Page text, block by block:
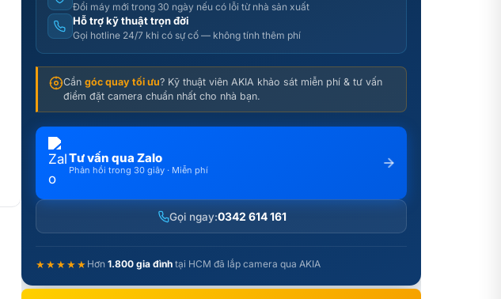
Đổi máy mới trong 30 ngày nếu có lỗi từ nhà sản xuất
Hỗ trợ kỹ thuật trọn đời
Gọi hotline 24/7 khi có sự cố — không tính thêm phí
Cần góc quay tối ưu? Kỹ thuật viên AKIA khảo sát miễn phí & tư vấn
điểm đặt camera chuẩn nhất cho nhà bạn.
Tư vấn qua Zalo
Phản hồi trong 30 giây · Miễn phí
Gọi ngay:0342 614 161
★★★★★ Hơn 1.800 gia đìnhtại HCM đã lắp camera qua AKIA